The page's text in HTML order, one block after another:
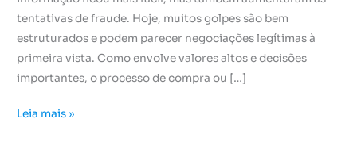
tentativas de fraude. Hoje, muitos golpes são bem
estruturados e podem parecer negociações legítimas à
primeira vista. Como envolve valores altos e decisões
importantes, o processo de compra ou […]
Leia mais »